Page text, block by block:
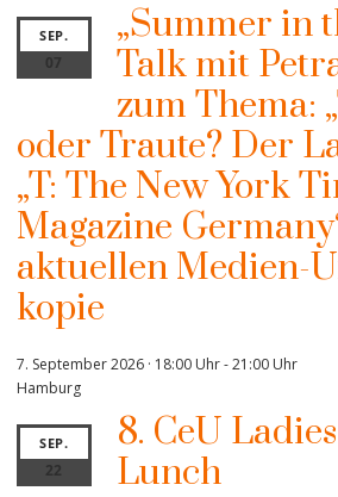
SEP.
07
„Summer in
Talk mit
zum Thema:
oder Traute? Der
„T: The New York
Magazine
aktuellen Medien-
kopie
7. September 2026 · 18:00 Uhr-21:00 Uhr
Hamburg
SEP.
22
8. CeU
Lunch